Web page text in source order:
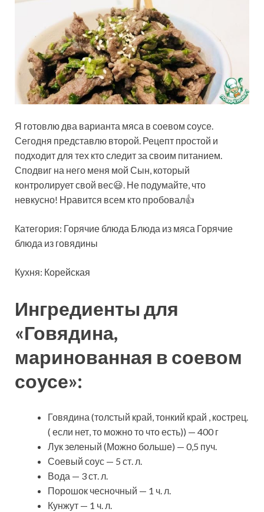
Я готовлю два варианта мяса в соевом соусе.
Сегодня представлю второй. Рецепт простой и
подходит для тех кто следит за своим питанием.
Сподвиг на него меня мой Сын, который
контролирует свой вес😃. Не подумайте, что
невкусно! Нравится всем кто пробовал👍
Категория: Горячие блюда Блюда из мяса Горячие
блюда из говядины
Кухня: Корейская
Ингредиенты для
«Говядина,
маринованная в соевом
соусе»:
Говядина (толстый край, тонкий край , кострец.
( если нет, то можно то что есть)) — 400 г
Лук зеленый (Можно больше) — 0,5 пуч.
Соевый соус — 5 ст. л.
Вода — 3 ст. л.
Порошок чесночный — 1 ч. л.
Кунжут — 1 ч. л.